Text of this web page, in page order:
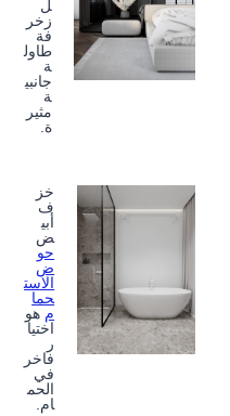
ل
زخر
فة
طاول
ة
جانبي
ة
مثير
ة.
خز
ف
أبي
ض
حو
ض
الاست
حما
م هو
اختيا
ر
فاخر
في
الحم
ام.